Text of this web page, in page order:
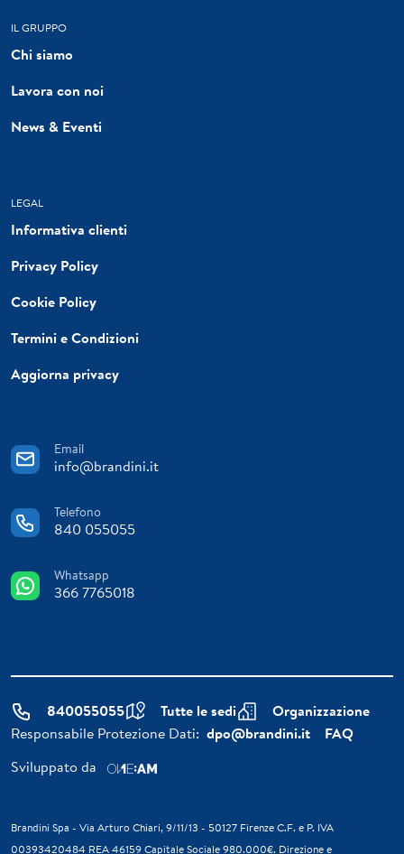
IL GRUPPO
Chi siamo
Lavora con noi
News & Eventi
LEGAL
Informativa clienti
Privacy Policy
Cookie Policy
Termini e Condizioni
Aggiorna privacy
Email
info@brandini.it
Telefono
840 055055
Whatsapp
366 7765018
840055055 Tutte le sedi
Organizzazione
Responsabile Protezione Dati: dpo@brandini.it
FAQ
Sviluppato da
Brandini Spa - Via Arturo Chiari, 9/11/13 - 50127 Firenze C.F. e P. IVA
00393420484 REA 46159 Capitale Sociale 980.000€. Direzione e